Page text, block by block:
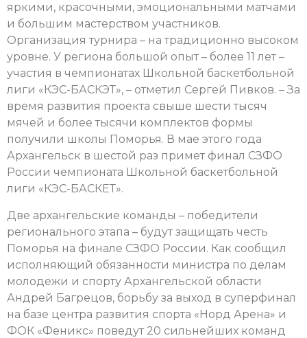
яркими, красочными, эмоциональными матчами
и большим мастерством участников.
Организация турнира – на традиционно высоком
уровне. У региона большой опыт – более 11 лет –
участия в чемпионатах Школьной баскетбольной
лиги «КЭС-БАСКЭТ», – отметил Сергей Пивков. – За
время развития проекта свыше шести тысяч
мячей и более тысячи комплектов формы
получили школы Поморья. В мае этого года
Архангельск в шестой раз примет финал СЗФО
России чемпионата Школьной баскетбольной
лиги «КЭС-БАСКЕТ».
Две архангельские команды – победители
регионального этапа – будут защищать честь
Поморья на финале СЗФО России. Как сообщил
исполняющий обязанности министра по делам
молодежи и спорту Архангельской области
Андрей Багрецов, борьбу за выход в суперфинал
на базе центра развития спорта «Норд Арена» и
ФОК «Феникс» поведут 20 сильнейших команд